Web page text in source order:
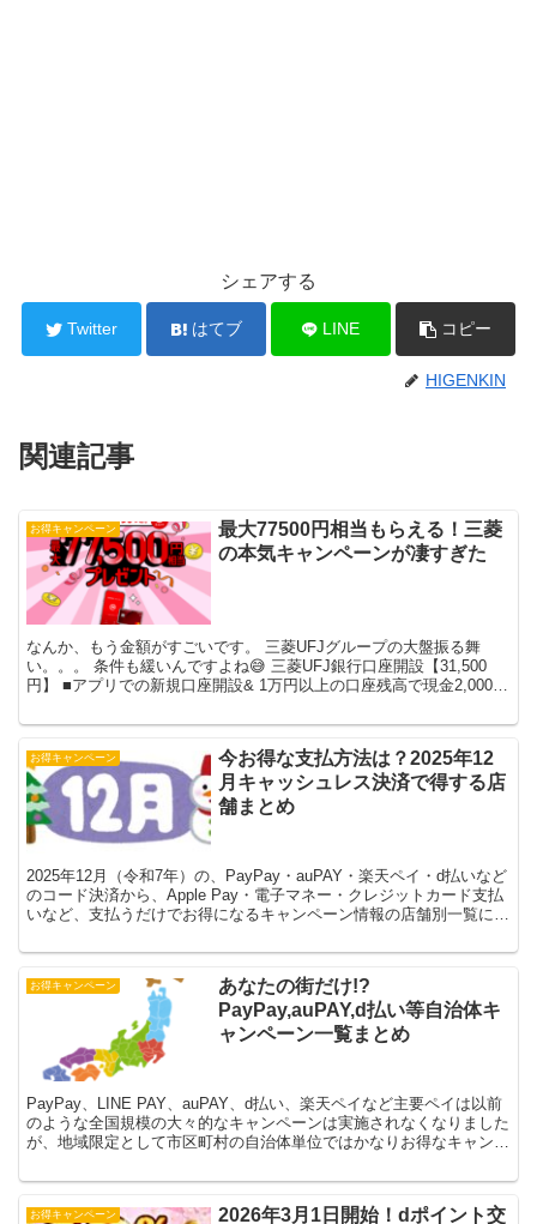
シェアする
Twitter はてブ LINE コピー
HIGENKIN
関連記事
お得キャンペーン
最大77500円相当もらえる！三菱
の本気キャンペーンが凄すぎた
なんか、もう金額がすごいです。 三菱UFJグループの大盤振る舞
い。。。 条件も緩いんですよね😅 三菱UFJ銀行口座開設【31,500
円】 ■アプリでの新規口座開設& 1万円以上の口座残高で現金2,000円
お得キャンペーン
今お得な支払方法は？2025年12
月キャッシュレス決済で得する店
舗まとめ
2025年12月（令和7年）の、PayPay・auPAY・楽天ペイ・d払いなど
のコード決済から、Apple Pay・電子マネー・クレジットカード支払
いなど、支払うだけでお得になるキャンペーン情報の店舗別一覧にま
お得キャンペーン
あなたの街だけ!?
PayPay,auPAY,d払い等自治体キ
ャンペーン一覧まとめ
PayPay、LINE PAY、auPAY、d払い、楽天ペイなど主要ペイは以前
のような全国規模の大々的なキャンペーンは実施されなくなりました
が、地域限定として市区町村の自治体単位ではかなりお得なキャンペ
お得キャンペーン 2026年3月1日開始！dポイント交